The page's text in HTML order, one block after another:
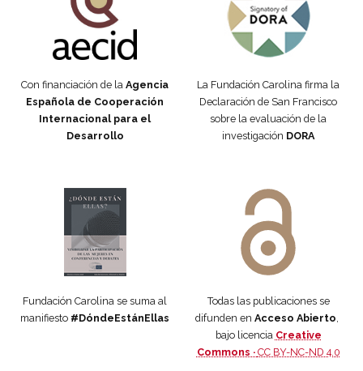
Con financiación de la Agencia
Española de Cooperación
Internacional para el
Desarrollo
La Fundación Carolina firma la
Declaración de San Francisco
sobre la evaluación de la
investigación DORA
Fundación Carolina se suma al
manifiesto #DóndeEstánEllas
Todas las publicaciones se
difunden en Acceso Abierto,
bajo licencia Creative
Commons · CC BY-NC-ND 4.0